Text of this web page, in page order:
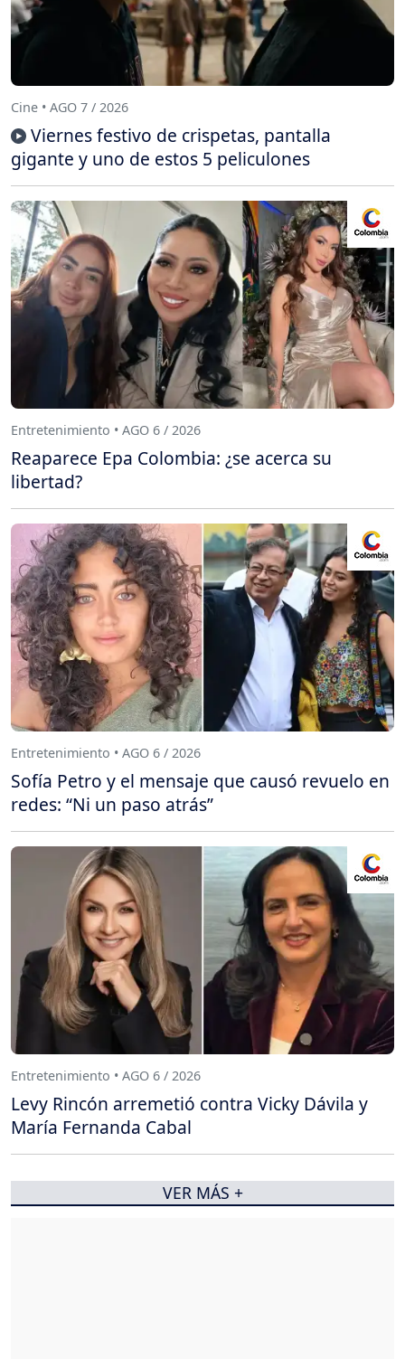
Cine • AGO 7 / 2026
Viernes festivo de crispetas, pantalla
gigante y uno de estos 5 peliculones
Entretenimiento • AGO 6 / 2026
Reaparece Epa Colombia: ¿se acerca su
libertad?
Entretenimiento • AGO 6 / 2026
Sofía Petro y el mensaje que causó revuelo en
redes: “Ni un paso atrás”
Entretenimiento • AGO 6 / 2026
Levy Rincón arremetió contra Vicky Dávila y
María Fernanda Cabal
VER MÁS +